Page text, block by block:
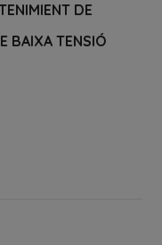
DE
BAIXA TENSIÓ